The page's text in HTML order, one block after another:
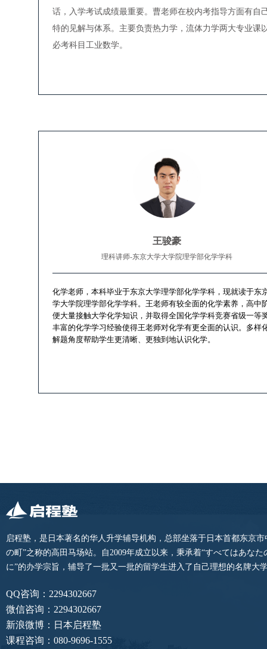
话，入学考试成绩最重要。曹老师在校内考指导方面有自
特的见解与体系。主要负责热力学，流体力学两大专业课
必考科目工业数学。
王骏豪
理科讲师-东京大学大学院理学部化学学科
化学老师，本科毕业于东京大学理学部化学学科，现就读于东
学大学院理学部化学学科。王老师有较全面的化学素养，高中
便大量接触大学化学知识，并取得全国化学学科竞赛省级一等
丰富的化学学习经验使得王老师对化学有更全面的认识。多样
解题角度帮助学生更清晰、更独到地认识化学。
启程塾，是日本著名的华人升学辅导机构，总部坐落于日本首都东京市
の町”之称的高田马场站。自2009年成立以来，秉承着“すべてはあなた
に”的办学宗旨，辅导了一批又一批的留学生进入了自己理想的名牌大
QQ咨询：2294302667
微信咨询：2294302667
新浪微博：日本启程塾
课程咨询：080-9696-1555